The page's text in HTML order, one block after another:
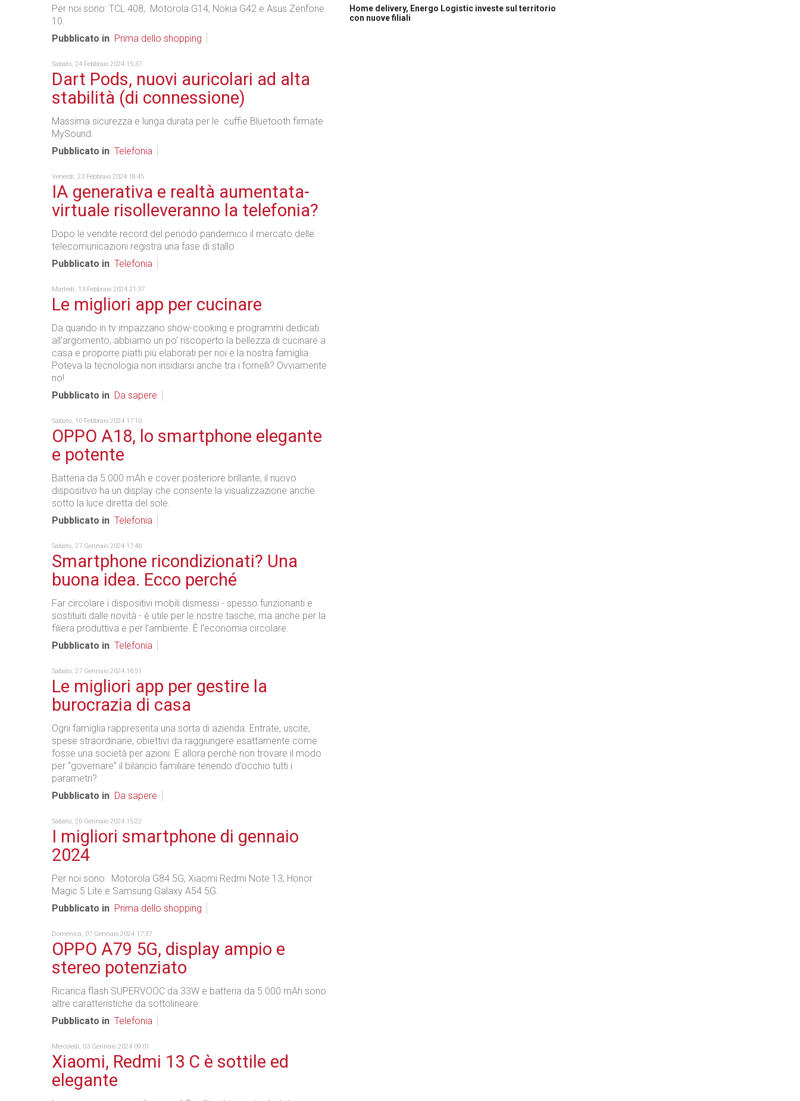
Per noi sono: TCL 408, Motorola G14, Nokia G42 e Asus Zenfone
10.
Pubblicato in Prima dello shopping
Sabato, 24 Febbraio 2024 15:37
Dart Pods, nuovi auricolari ad alta
stabilità (di connessione)
Massima sicurezza e lunga durata per le cuffie Bluetooth firmate
MySound.
Pubblicato in Telefonia
Venerdì, 23 Febbraio 2024 18:45
IA generativa e realtà aumentata-
virtuale risolleveranno la telefonia?
Dopo le vendite record del periodo pandemico il mercato delle
telecomunicazioni registra una fase di stallo.
Pubblicato in Telefonia
Martedì, 13 Febbraio 2024 21:37
Le migliori app per cucinare
Da quando in tv impazzano show-cooking e programmi dedicati
all’argomento, abbiamo un po’ riscoperto la bellezza di cucinare a
casa e proporre piatti più elaborati per noi e la nostra famiglia.
Poteva la tecnologia non insidiarsi anche tra i fornelli? Ovviamente
no!
Pubblicato in Da sapere
Sabato, 10 Febbraio 2024 17:10
OPPO A18, lo smartphone elegante
e potente
Batteria da 5.000 mAh e cover posteriore brillante, il nuovo
dispositivo ha un display che consente la visualizzazione anche
sotto la luce diretta del sole.
Pubblicato in Telefonia
Sabato, 27 Gennaio 2024 17:46
Smartphone ricondizionati? Una
buona idea. Ecco perché
Far circolare i dispositivi mobili dismessi - spesso funzionanti e
sostituiti dalle novità - è utile per le nostre tasche, ma anche per la
filiera produttiva e per l’ambiente. È l'economia circolare.
Pubblicato in Telefonia
Sabato, 27 Gennaio 2024 16:51
Le migliori app per gestire la
burocrazia di casa
Ogni famiglia rappresenta una sorta di azienda. Entrate, uscite,
spese straordinarie, obiettivi da raggiungere esattamente come
fosse una società per azioni. E allora perché non trovare il modo
per “governare” il bilancio familiare tenendo d’occhio tutti i
parametri?
Pubblicato in Da sapere
Sabato, 20 Gennaio 2024 15:22
I migliori smartphone di gennaio
2024
Per noi sono: Motorola G84 5G, Xiaomi Redmi Note 13, Honor
Magic 5 Lite e Samsung Galaxy A54 5G.
Pubblicato in Prima dello shopping
Domenica, 07 Gennaio 2024 17:37
OPPO A79 5G, display ampio e
stereo potenziato
Ricarica flash SUPERVOOC da 33W e batteria da 5.000 mAh sono
altre caratteristiche da sottolineare.
Pubblicato in Telefonia
Mercoledì, 03 Gennaio 2024 09:01
Xiaomi, Redmi 13 C è sottile ed
elegante
Home delivery, Energo Logistic investe sul territorio
con nuove filiali